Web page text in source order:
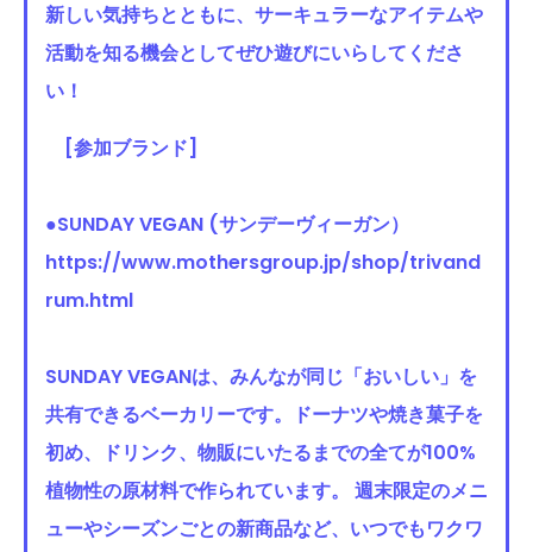
新しい気持ちとともに、サーキュラーなアイテムや
活動を知る機会としてぜひ遊びにいらしてくださ
い！
[参加ブランド]
●SUNDAY VEGAN (サンデーヴィーガン）
https://www.mothersgroup.jp/shop/trivand
rum.html
SUNDAY VEGANは、みんなが同じ「おいしい」を
共有できるベーカリーです。ドーナツや焼き菓子を
初め、ドリンク、物販にいたるまでの全てが100%
植物性の原材料で作られています。 週末限定のメニ
ューやシーズンごとの新商品など、いつでもワクワ